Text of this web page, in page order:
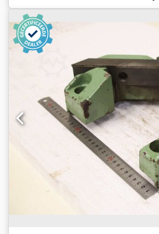
mesplaat -Fabrikant: Mubea,
knipgereedschap voor
Afmetingen: vierkant staal:
staal: Ø 31/56 mm -Aantal: 2x
beschikbaar -Prijs: per stuk
Afmetingen: 185/185/H40 mm